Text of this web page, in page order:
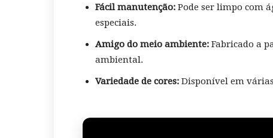
Fácil manutenção: Pode ser limpo com
especiais.
Amigo do meio ambiente: Fabricado a
ambiental.
Variedade de cores: Disponível em